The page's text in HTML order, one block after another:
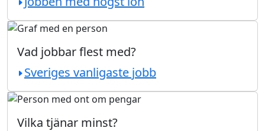
Vad jobbar flest med?
Sveriges vanligaste jobb
Vilka tjänar minst?